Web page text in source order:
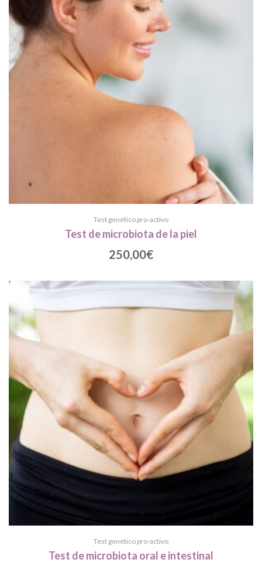
Test genético pro-activo
Test de microbiota de la piel
250,00€
Test genético pro-activo
Test de microbiota oral e intestinal